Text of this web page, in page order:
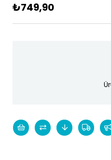
₺749,90